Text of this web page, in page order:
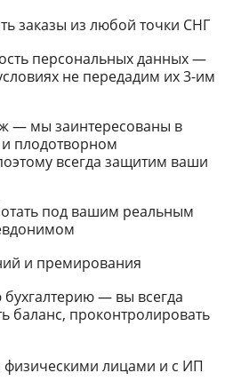
заказы из любой точки СНГ
персональных данных —
не передадим их 3-им
— мы заинтересованы в
плодотворном
всегда защитим ваши
под вашим реальным
и премирования
— вы всегда
баланс, проконтролировать
физическими лицами и с ИП